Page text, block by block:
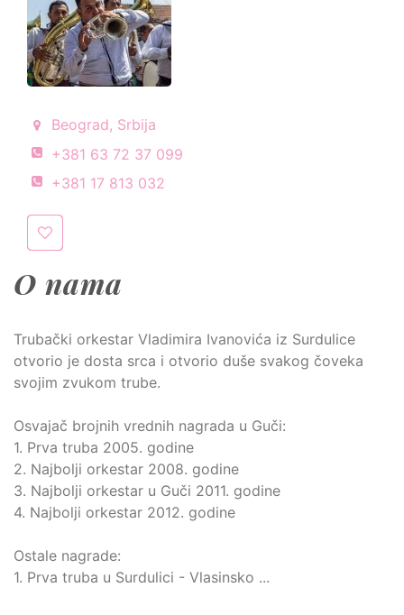
Beograd, Srbija
+381 63 72 37 099
+381 17 813 032
O nama
Trubački orkestar Vladimira Ivanovića iz Surdulice
otvorio je dosta srca i otvorio duše svakog čoveka
svojim zvukom trube.
Osvajač brojnih vrednih nagrada u Guči:
1. Prva truba 2005. godine
2. Najbolji orkestar 2008. godine
3. Najbolji orkestar u Guči 2011. godine
4. Najbolji orkestar 2012. godine
Ostale nagrade:
1. Prva truba u Surdulici - Vlasinsko ...